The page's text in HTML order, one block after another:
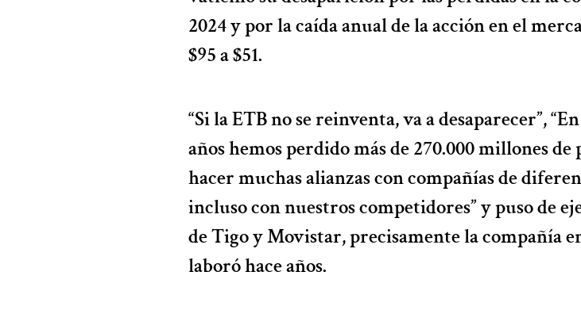
2024 y por la caída anual de la acción en el
$95 a $51.
“Si la ETB no se reinventa, va a desaparecer”,
años hemos perdido más de 270.000 millones de
hacer muchas alianzas con compañías de
incluso con nuestros competidores” y puso de
de Tigo y Movistar, precisamente la compañía
laboró hace años.